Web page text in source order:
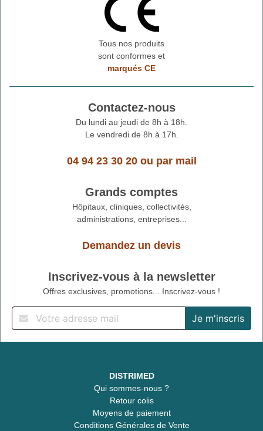
Tous nos produits
sont conformes et
marqués CE
Contactez-nous
Du lundi au jeudi de 8h à 18h.
Le vendredi de 8h à 17h.
04 94 23 30 20ou par mail
Grands comptes
Hôpitaux, cliniques, collectivités,
administrations, entreprises...
Demandez un devis
Inscrivez-vous à la newsletter
Offres exclusives, promotions... Inscrivez-vous !
DISTRIMED
Qui sommes-nous ?
Retour colis
Moyens de paiement
Conditions Générales de Vente